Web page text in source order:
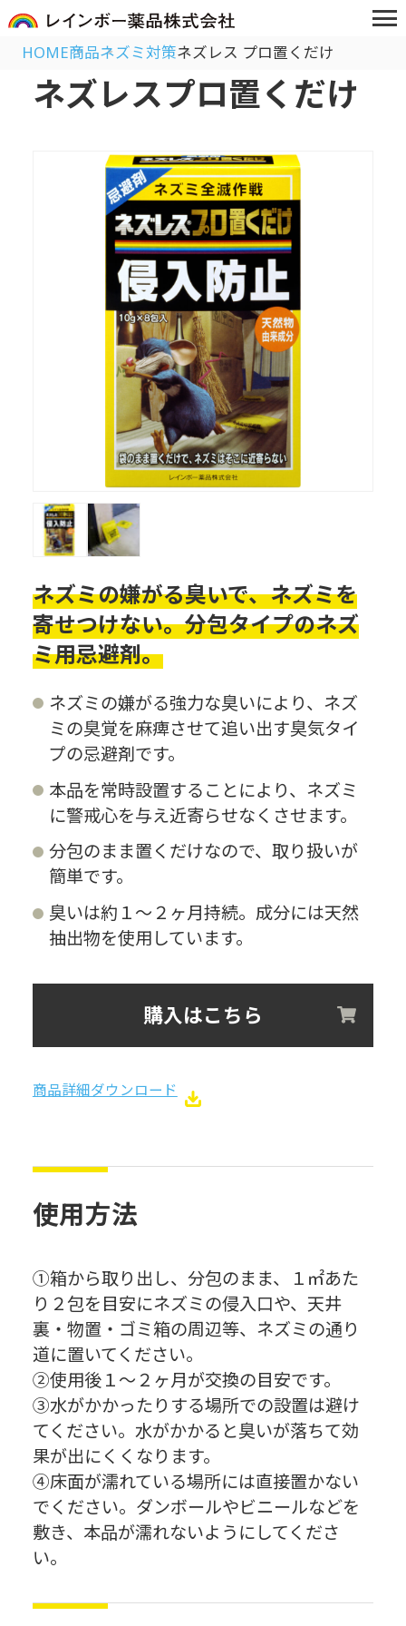
HOME商品ネズミ対策ネズレス プロ置くだけ
ネズレスプロ置くだけ
ネズミの嫌がる臭いで、ネズミを
寄せつけない。分包タイプのネズ
ミ用忌避剤。
ネズミの嫌がる強力な臭いにより、ネズ
ミの臭覚を麻痺させて追い出す臭気タイ
プの忌避剤です。
本品を常時設置することにより、ネズミ
に警戒心を与え近寄らせなくさせます。
分包のまま置くだけなので、取り扱いが
簡単です。
臭いは約１～２ヶ月持続。成分には天然
抽出物を使用しています。
購入はこちら
商品詳細ダウンロード
使用方法
①箱から取り出し、分包のまま、１㎡あた
り２包を目安にネズミの侵入口や、天井
裏・物置・ゴミ箱の周辺等、ネズミの通り
道に置いてください。
②使用後１～２ヶ月が交換の目安です。
③水がかかったりする場所での設置は避け
てください。水がかかると臭いが落ちて効
果が出にくくなります。
④床面が濡れている場所には直接置かない
でください。ダンボールやビニールなどを
敷き、本品が濡れないようにしてくださ
い。